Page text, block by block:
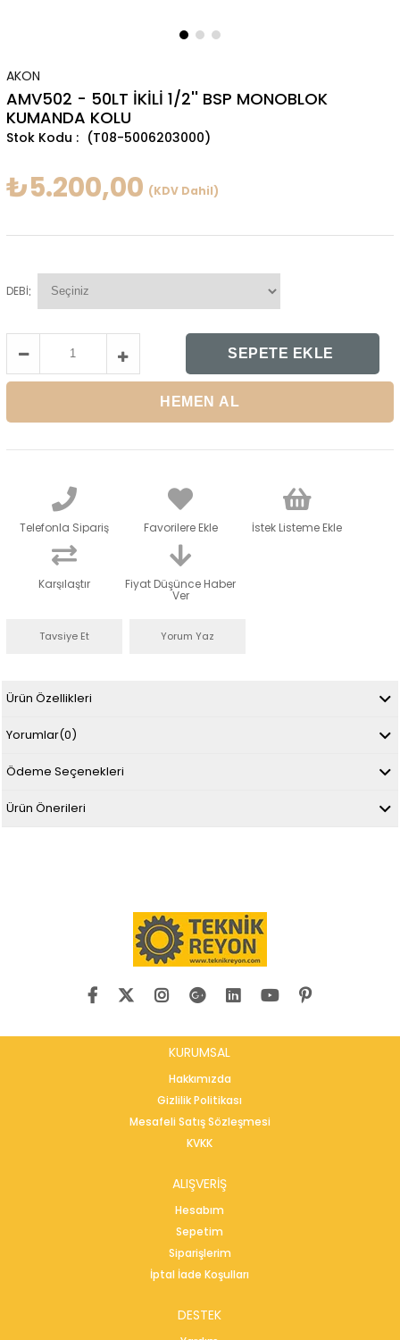
AKON
AMV502 - 50LT İKİLİ 1/2'' BSP MONOBLOK
KUMANDA KOLU
(T08-5006203000)
₺5.200,00 (KDV Dahil)
DEBİ:
Telefonla Sipariş Favorilere Ekle İstek Listeme Ekle
Karşılaştır Fiyat Düşünce Haber
Ver
Tavsiye Et Yorum Yaz
Ürün Özellikleri
Yorumlar(0)
Ödeme Seçenekleri
Ürün Önerileri
KURUMSAL
Hakkımızda
Gizlilik Politikası
Mesafeli Satış Sözleşmesi
KVKK
ALIŞVERİŞ
Hesabım
Sepetim
Siparişlerim
İptal İade Koşulları
DESTEK